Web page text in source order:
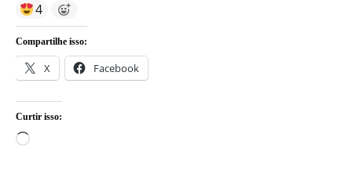
4
Compartilhe isso:
X Facebook
Curtir isso:
Carregando...